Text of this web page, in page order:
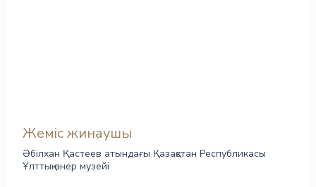
Жеміс жинаушы
Әбілхан Қастеев атындағы Қазақстан Республикасы
Ұлттық өнер музейі